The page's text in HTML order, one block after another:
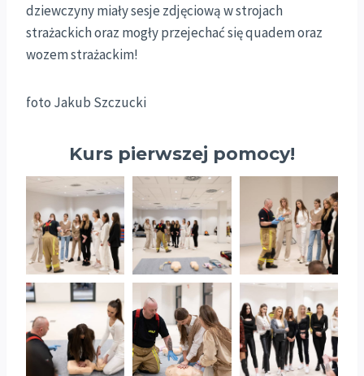
dziewczyny miały sesje zdjęciową w strojach
strażackich oraz mogły przejechać się quadem oraz
wozem strażackim!
foto Jakub Szczucki
Kurs pierwszej pomocy!